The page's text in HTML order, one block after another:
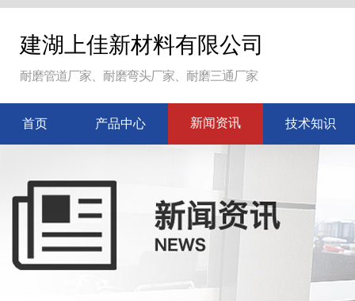
建湖上佳新材料有限公司
耐磨管道厂家、耐磨弯头厂家、耐磨三通厂家
首页 产品中心 新闻资讯 技术知识